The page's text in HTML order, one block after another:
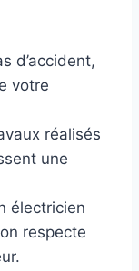
d’accident,
votre
réalisés
une
électricien
respecte